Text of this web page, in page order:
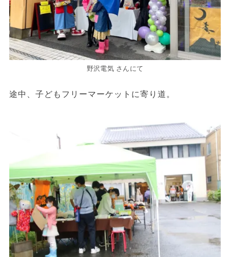
野沢電気 さんにて
途中、子どもフリーマーケットに寄り道。